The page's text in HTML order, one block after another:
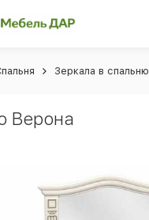
Зеркала в спальню
Верона